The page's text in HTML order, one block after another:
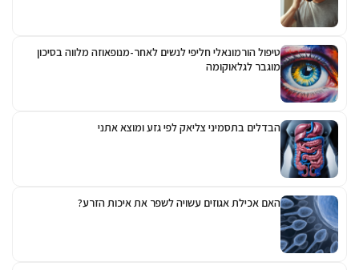
טיפול הורמונאלי חליפי לנשים לאחר-מנופאוזה מלווה בסיכון
מוגבר לגלאוקומה
הבדלים בתסמיני צליאק לפי גזע ומוצא אתני
האם אכילת אגוזים עשויה לשפר את איכות הזרע?